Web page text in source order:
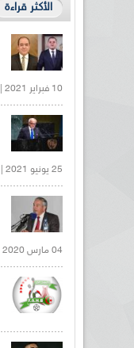
الأكثر قراءة
10 فبراير 2021 |
25 يونيو 2021 |
04 مارس 2020 |